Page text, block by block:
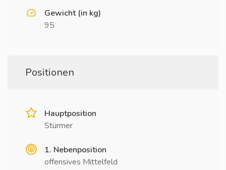
Gewicht (in kg)
95
Positionen
Hauptposition
Stürmer
1. Nebenposition
offensives Mittelfeld